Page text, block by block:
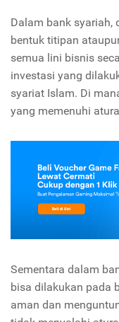
Dalam bank syariah,
bentuk titipan
semua lini bisnis
investasi yang
syariat Islam. Di
yang memenuhi
Sementara dalam
bisa dilakukan pada
aman dan